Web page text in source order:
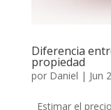
Diferencia
propiedad
por Daniel | Jun
Estimar el